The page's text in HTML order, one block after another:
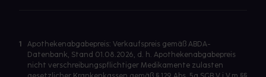
1
Apothekenabgabepreis: Verkaufspreis gemäß ABDA-
Datenbank, Stand 01.08.2026, d. h. Apothekenabgabepreis
nicht verschreibungspflichtiger Medikamente zulasten